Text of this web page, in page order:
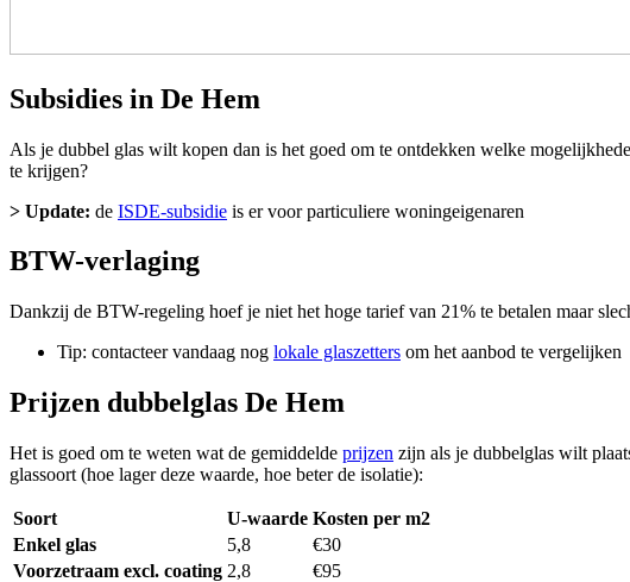
Subsidies in De Hem
Als je dubbel glas wilt kopen dan is het goed om te ontdekken welke
te krijgen?
> Update: de ISDE-subsidie is er voor particuliere woningeigenaren
BTW-verlaging
Dankzij de BTW-regeling hoef je niet het hoge tarief van 21% te betalen maar
Tip: contacteer vandaag nog lokale glaszetters om het aanbod te vergelijken
Prijzen dubbelglas De Hem
Het is goed om te weten wat de gemiddelde prijzen zijn als je dubbelglas wilt
glassoort (hoe lager deze waarde, hoe beter de isolatie):
Soort U-waarde Kosten per m2
Enkel glas
5,8
€30
Voorzetraam excl. coating 2,8
€95